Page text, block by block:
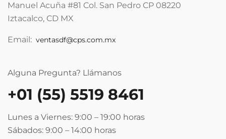
Manuel Acuña #81 Col. San Pedro CP 08220
Iztacalco, CD MX
Email: ventasdf@cps.com.mx
Alguna Pregunta? Llámanos
+01 (55) 5519 8461
Lunes a Viernes: 9:00 – 19:00 horas
Sábados: 9:00 – 14:00 horas